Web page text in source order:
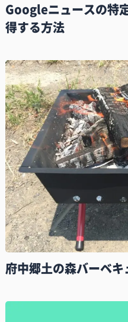
Googleニュースの特
得する方法
府中郷土の森バーベ